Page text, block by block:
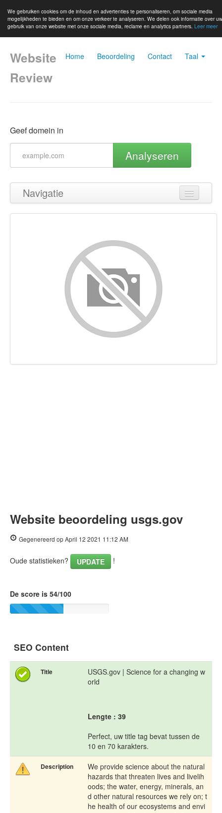
We gebruiken cookies om de inhoud en advertenties te personaliseren, om sociale media
mogelijkheden te bieden en om onze verkeer te analyseren. We delen ook informatie over uw
gebruik van onze website met onze sociale media, reclame en analytics partners. Leer meer
Home Beoordeling Contact Taal
Website
Review
Geef domein in
Analyseren
Navigatie
Terug naar boven
Keywords
Bruikbaarheid
Document
Website beoordeling usgs.gov
Gegenereerd op April 12 2021 11:12 AM
Oude statistieken? UPDATE !
De score is 54/100
SEO Content
Title
USGS.gov | Science for a changing w
orld
Lengte : 39
Perfect, uw title tag bevat tussen de
10 en 70 karakters.
Description
We provide science about the natural
hazards that threaten lives and livelih
oods; the water, energy, minerals, an
d other natural resources we rely on; t
he health of our ecosystems and envi